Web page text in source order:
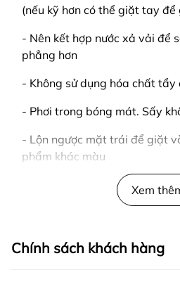
(nếu kỹ hơn có thể giặt tay để
- Nên kết hợp nước xả vải để
phẳng hơn
- Không sử dụng hóa chất
- Phơi trong bóng mát. Sấy
- Lộn ngược mặt trái để giặt
phẩm khác màu
- Kiểm tra hàng trước khi
____
Xem
Chính sách khách hàng